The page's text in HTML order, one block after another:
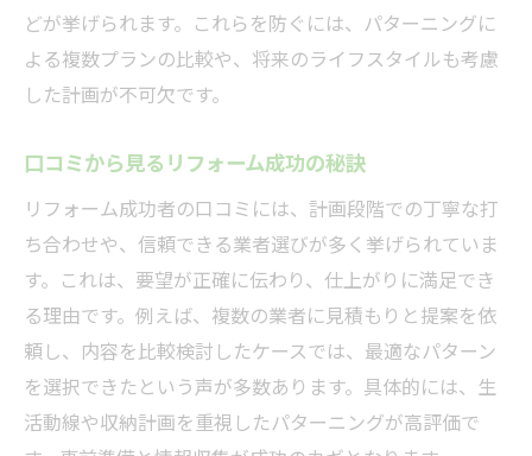
どが挙げられます。これらを防ぐには、パターニングに
よる複数プランの比較や、将来のライフスタイルも考慮
した計画が不可欠です。
口コミから見るリフォーム成功の秘訣
リフォーム成功者の口コミには、計画段階での丁寧な打
ち合わせや、信頼できる業者選びが多く挙げられていま
す。これは、要望が正確に伝わり、仕上がりに満足でき
る理由です。例えば、複数の業者に見積もりと提案を依
頼し、内容を比較検討したケースでは、最適なパターン
を選択できたという声が多数あります。具体的には、生
活動線や収納計画を重視したパターニングが高評価で